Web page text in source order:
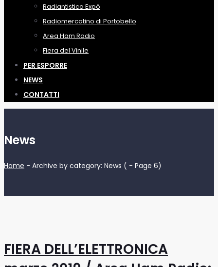
Radiantistica Expò
Radiomercatino di Portobello
Area Ham Radio
Fiera del Vinile
PER ESPORRE
NEWS
CONTATTI
News
Home - Archive by category: News ( - Page 6)
FIERA DELL’ELETTRONICA